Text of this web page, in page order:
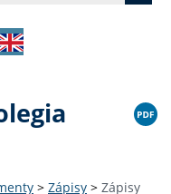
> Zápisy > Zápisy